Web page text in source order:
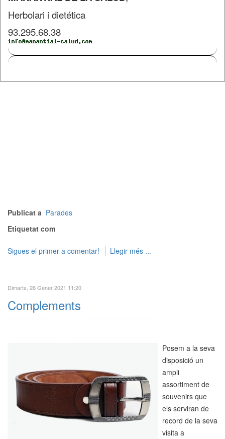
Herbolari i dietética
93.295.68.38
Publicat a Parades
Etiquetat com
Sigues el primer a comentar! Llegir més ...
Dimarts, 26 Gener 2021 11:20
Complements
Posem a la seva
disposició un
ampli
assortiment de
souvenirs que
els serviran de
record de la seva
visita a